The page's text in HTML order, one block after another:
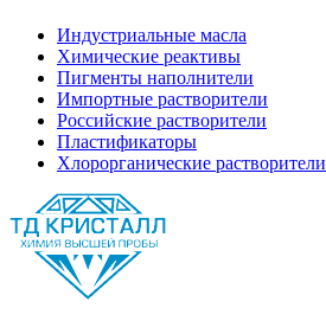
Индустриальные масла
Химические реактивы
Пигменты наполнители
Импортные растворители
Российские растворители
Пластификаторы
Хлорорганические растворители